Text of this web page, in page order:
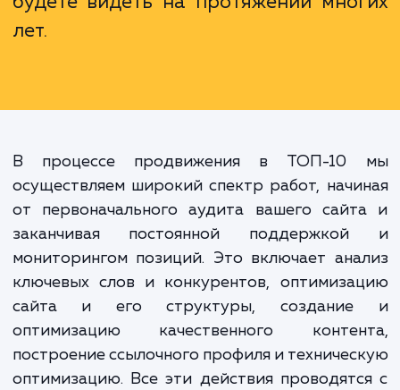
Это стратегия, которая
увеличить видимость вашего
клиентов и увеличить продажи. И,
инвестиция, результаты
будете видеть на протяжении
лет.
В процессе продвижения в ТОП-